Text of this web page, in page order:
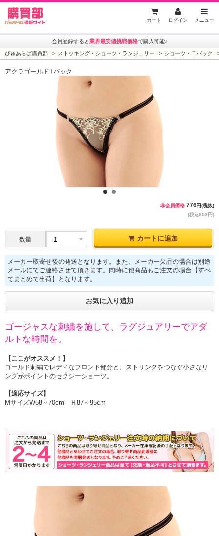
カート ログイン メニュー
会員登録すると業界最安値挑戦価格で購入可能♪
ぴゅあらば購買部 ストッキング・ショーツ・ランジェリー ショーツ・Ｔバック
アクラゴールドTバック
非会員価格 776円(税抜)
(税込853円)
数量 カートに追加
メーカー取寄せ後の発送となります。また、メーカー欠品の場合は別途
メールにてご連絡させて頂きます。同時に他商品もご注文の場合【すべ
てまとめて出荷】となります。
お気に入り追加
ゴージャスな刺繍を施して、ラグジュアリーでアダ
ルトな時間を。
【ここがオススメ！】
ゴールド刺繍でレディなフロント部分と、ストリングをつなぐ小さなリ
ングがポイントのセクシーショーツ。
【適応サイズ】
MサイズW58～70cm Ｈ87～95cm